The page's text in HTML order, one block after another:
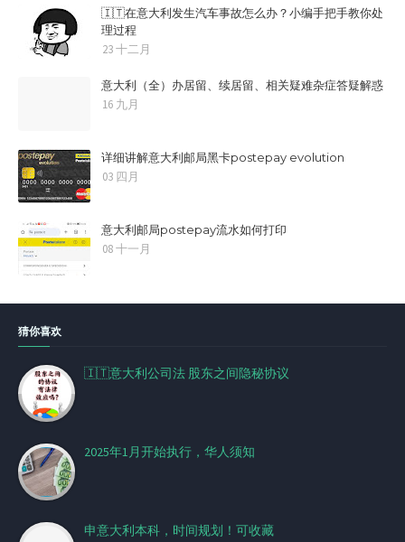
🇮🇹在意大利发生汽车事故怎么办？小编手把手教你处
理过程
23 十二月
意大利（全）办居留、续居留、相关疑难杂症答疑解惑
16 九月
详细讲解意大利邮局黑卡postepay evolution
03 四月
意大利邮局postepay流水如何打印
08 十一月
猜你喜欢
🇮🇹意大利公司法 股东之间隐秘协议
2025年1月开始执行，华人须知
申意大利本科，时间规划！可收藏